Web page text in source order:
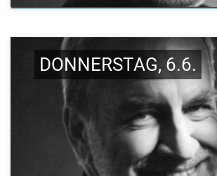
DONNERSTAG, 6.6.